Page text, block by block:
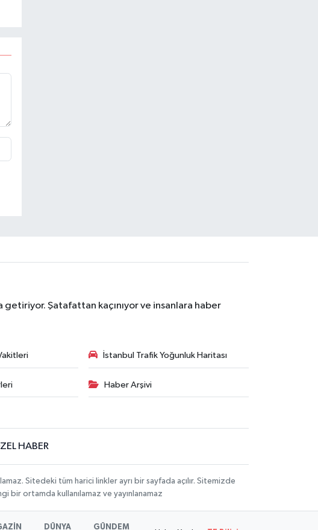
Şatafattan kaçınıyor ve insanlara haber
İstanbul Trafik Yoğunluk Haritası
Haber Arşivi
HABER
Sitedeki tüm harici linkler ayrı bir sayfada açılır. Sitemizde
bir ortamda kullanılamaz ve yayınlanamaz
DÜNYA GÜNDEM